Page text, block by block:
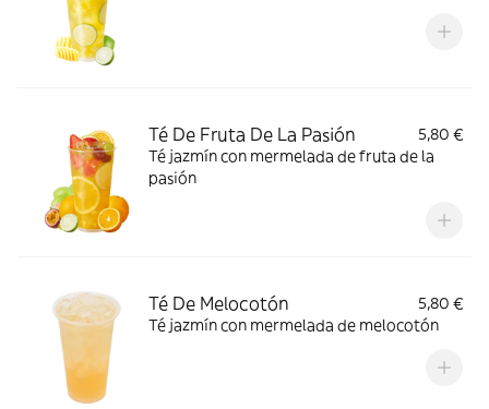
Té De Fruta De La Pasión
5,80 €
Té jazmín con mermelada de fruta de la
pasión
Té De Melocotón
5,80 €
Té jazmín con mermelada de melocotón